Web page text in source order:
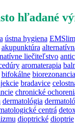
hľadané
ústna hygiena EMSlim
akupunktúra
liečiteľstvo
aromaterapia
bifokálne biorezonancia
bradavice
chronické
dermatológia
centrá
dioptrické dioptrie